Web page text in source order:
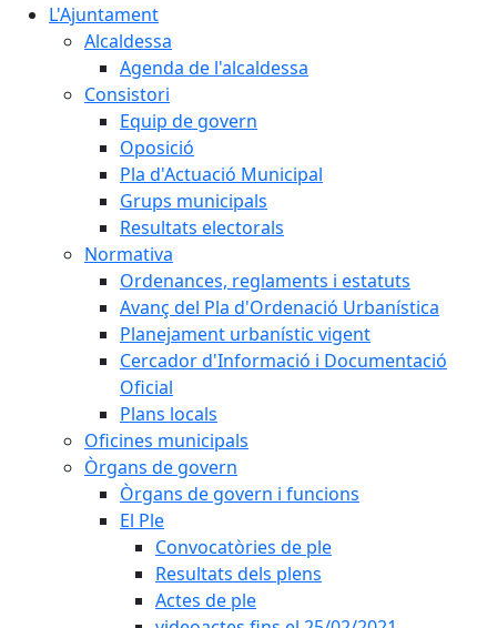
L'Ajuntament
Alcaldessa
Agenda de l'alcaldessa
Consistori
Equip de govern
Oposició
Pla d'Actuació Municipal
Grups municipals
Resultats electorals
Normativa
Ordenances, reglaments i estatuts
Avanç del Pla d'Ordenació Urbanística
Planejament urbanístic vigent
Cercador d'Informació i Documentació
Oficial
Plans locals
Oficines municipals
Òrgans de govern
Òrgans de govern i funcions
El Ple
Convocatòries de ple
Resultats dels plens
Actes de ple